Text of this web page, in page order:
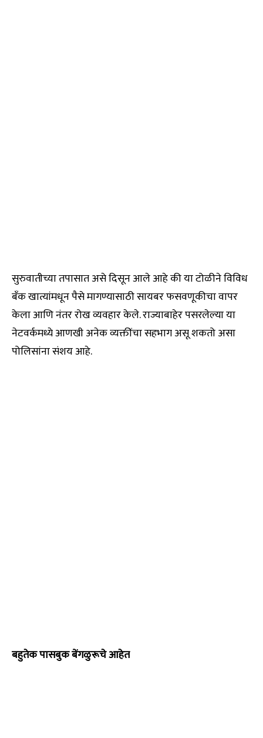
सुरुवातीच्या तपासात असे दिसून आले आहे की या टोळीने विविध
बँक खात्यांमधून पैसे मागण्यासाठी सायबर फसवणूकीचा वापर
केला आणि नंतर रोख व्यवहार केले. राज्याबाहेर पसरलेल्या या
नेटवर्कमध्ये आणखी अनेक व्यक्तींचा सहभाग असू शकतो असा
पोलिसांना संशय आहे.
बहुतेक पासबुक बेंगळुरूचे आहेत